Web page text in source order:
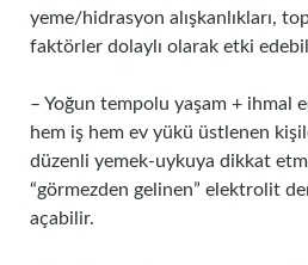
yeme/hidrasyon alışkanlıkları,
faktörler dolaylı olarak etki
– Yoğun tempolu yaşam + ihmal
hem iş hem ev yükü üstlenen
düzenli yemek‑uykuya dikkat
“görmezden gelinen” elektrolit
açabilir.